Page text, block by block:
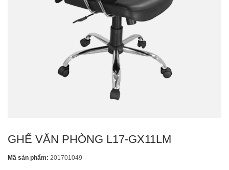
GHẾ VĂN PHÒNG L17-GX11LM
Mã sản phẩm: 201701049